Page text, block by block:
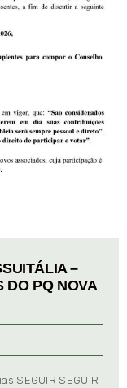
–
DO PQ NOVA
SEGUIR SEGUIR